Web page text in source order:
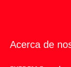
Acerca de